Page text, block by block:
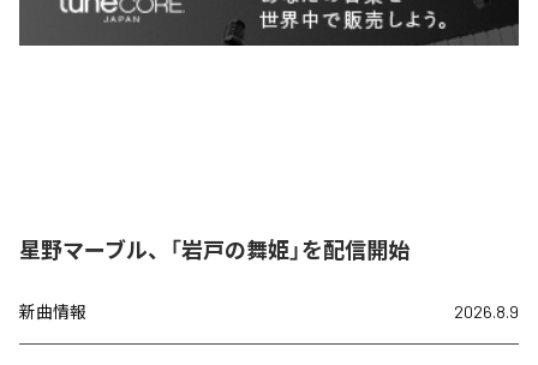
星野マーブル、「岩戸の舞姫」を配信開始
新曲情報 2026.8.9